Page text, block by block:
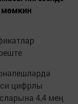
мөмкин
цифрлы
4,4 мең